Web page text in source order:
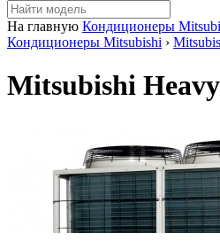
На главную Кондиционеры
Кондиционеры Mitsubishi ›
Mitsubishi